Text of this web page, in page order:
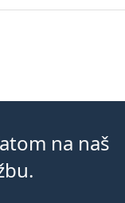
na naš